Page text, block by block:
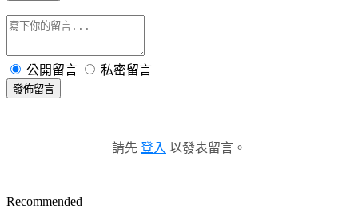
公開留言 私密留言
發佈留言
請先 登入 以發表留言。
Recommended